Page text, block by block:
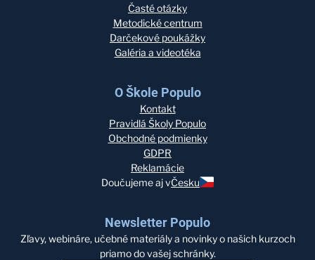
Časté otázky
Metodické centrum
Darčekové poukážky
Galéria a videotéka
O Škole Populo
Kontakt
Pravidlá Školy Populo
Obchodné podmienky
GDPR
Reklamácie
Doučujeme aj vČesku
Newsletter Populo
Zľavy, webináre, učebné materiály a novinky o našich kurzoch
priamo do vašej schránky.